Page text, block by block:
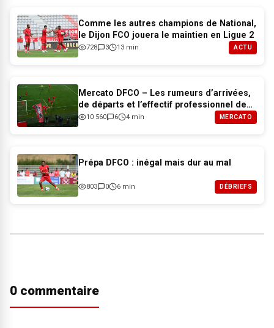
Comme les autres champions de National,
le Dijon FCO jouera le maintien en Ligue 2
728 3 13 min ACTU
Mercato DFCO – Les rumeurs d’arrivées,
de départs et l’effectif professionnel de
Dijon pour 2026-2027
10 560 6 4 min MERCATO
Prépa DFCO : inégal mais dur au mal
803 0 6 min DÉBRIEFS
0 commentaire